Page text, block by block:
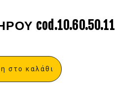
cod.10.60.50.11
στο καλάθι